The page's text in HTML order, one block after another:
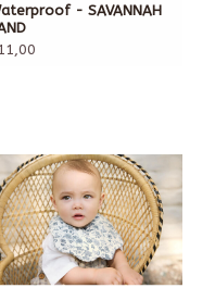
- SAVANNAH